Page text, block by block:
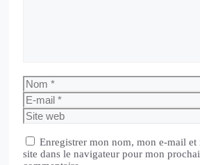
Nom
E-
mail
Site
web
Enregistrer mon nom, mon e-mail et
site dans le navigateur pour mon